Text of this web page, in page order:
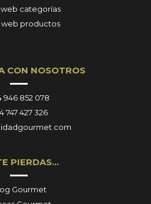
categorías
web productos
CON NOSOTROS
946 852 078
747 427 326
PIERDAS…
Gourmet